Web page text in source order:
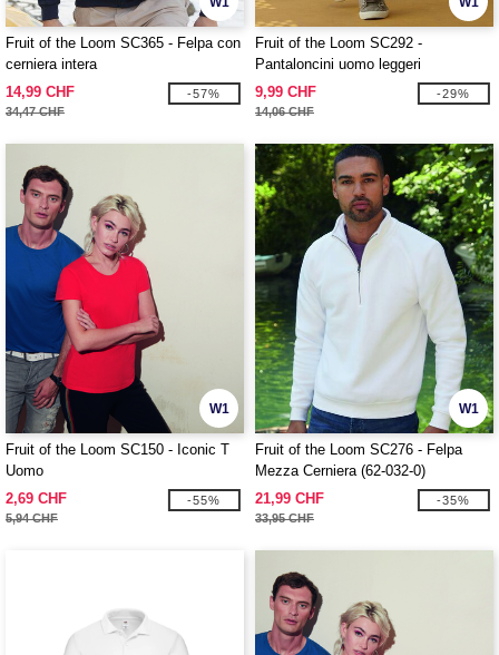
Fruit of the Loom SC365 - Felpa con
cerniera intera
14,99 CHF
34,47 CHF
-57%
Fruit of the Loom SC292 -
Pantaloncini uomo leggeri
9,99 CHF
14,06 CHF
-29%
W1
Fruit of the Loom SC150 - Iconic T
Uomo
2,69 CHF
5,94 CHF
-55%
W1
Fruit of the Loom SC276 - Felpa
Mezza Cerniera (62-032-0)
21,99 CHF
33,95 CHF
-35%